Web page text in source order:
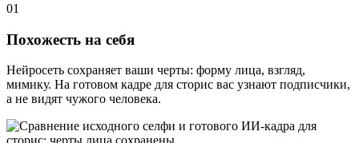
01
Похожесть на себя
Нейросеть сохраняет ваши черты: форму лица, взгляд,
мимику. На готовом кадре для сторис вас узнают подписчики,
а не видят чужого человека.